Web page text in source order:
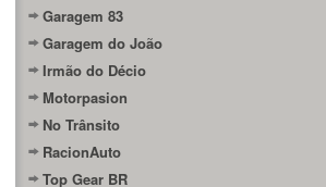
Garagem 83
Garagem do João
Irmão do Décio
Motorpasion
No Trânsito
RacionAuto
Top Gear BR